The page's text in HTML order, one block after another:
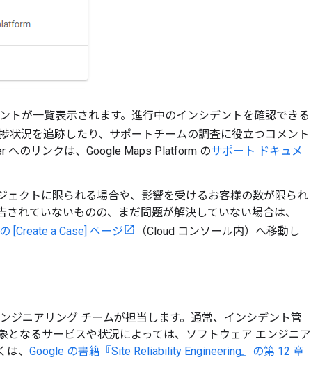
トが一覧表示されます。進行中のインシデントを確認できる
状況を追跡したり、サポートチームの調査に役立つコメント
へのリンクは、Google Maps Platform のサポート ドキュメ
ェクトに限られる場合や、影響を受けるお客様の数が限られ
れていないものの、まだ問題が解決していない場合は、
[Create a Case] ページ
（Cloud コンソール内）へ移動し
ジニアリング チームが担当します。通常、インシデント管
なるサービスや状況によっては、ソフトウェア エンジニア
、 Google の書籍『Site Reliability Engineering』の第 12 章